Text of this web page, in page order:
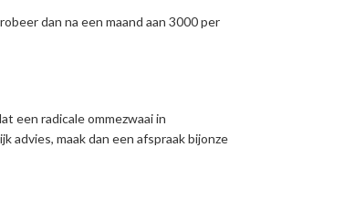
dan na een maand aan 3000 per
een radicale ommezwaai in
advies, maak dan een afspraak bijonze